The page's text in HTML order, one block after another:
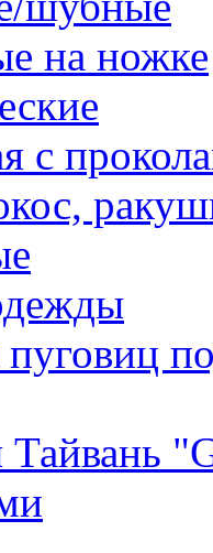
на ножке
с
пуговиц
Тайвань